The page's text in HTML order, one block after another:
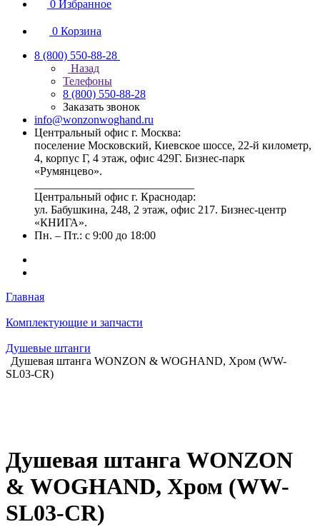
0 Избранное
0 Корзина
8 (800) 550-88-28
Назад
Телефоны
8 (800) 550-88-28
Заказать звонок
info@wonzonwoghand.ru
Центральный офис г. Москва:
поселение Московский, Киевское шоссе, 22-й километр,
4, корпус Г, 4 этаж, офис 429Г. Бизнес-парк
«Румянцево».
Центральный офис г. Краснодар:
ул. Бабушкина, 248, 2 этаж, офис 217. Бизнес-центр
«КНИГА».
Пн. – Пт.: с 9:00 до 18:00
Главная
Комплектующие и запчасти
Душевые штанги
Душевая штанга WONZON & WOGHAND, Хром (WW-
SL03-CR)
Душевая штанга WONZON
& WOGHAND, Хром (WW-
SL03-CR)